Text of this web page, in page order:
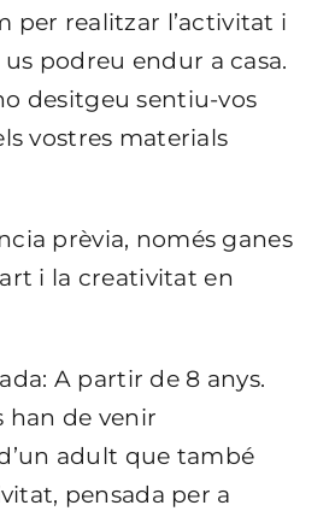
per realitzar l’activitat i
podreu endur a casa.
desitgeu sentiu-vos
vostres materials
prèvia, només ganes
i la creativitat en
A partir de 8 anys.
han de venir
adult que també
pensada per a